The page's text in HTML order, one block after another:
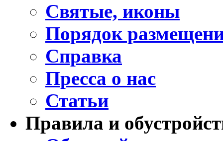
Святые, иконы
Порядок
Справка
Пресса о нас
Статьи
Правила и